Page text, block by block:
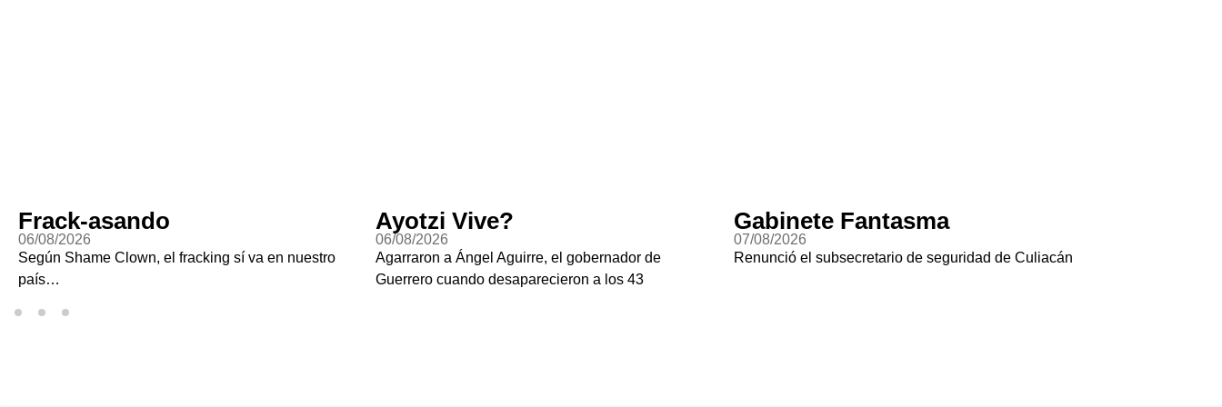
Frack-asando
06/08/2026
Según Shame Clown, el fracking sí va en nuestro
país…
Ayotzi Vive?
06/08/2026
Agarraron a Ángel Aguirre, el gobernador de
Guerrero cuando desaparecieron a los 43
Gabinete Fantasma
07/08/2026
Renunció el subsecretario de seguridad de Culiacán